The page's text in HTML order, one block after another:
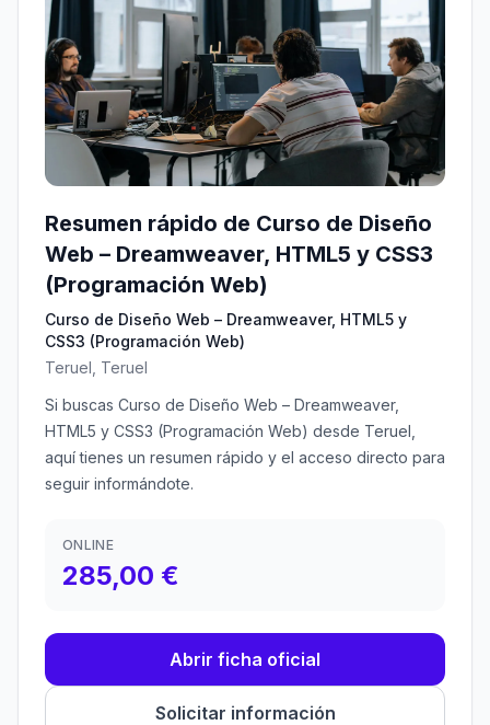
Resumen rápido de Curso de Diseño
Web – Dreamweaver, HTML5 y CSS3
(Programación Web)
Curso de Diseño Web – Dreamweaver, HTML5 y
CSS3 (Programación Web)
Teruel, Teruel
Si buscas Curso de Diseño Web – Dreamweaver,
HTML5 y CSS3 (Programación Web) desde Teruel,
aquí tienes un resumen rápido y el acceso directo para
seguir informándote.
ONLINE
285,00 €
Abrir ficha oficial
Solicitar información